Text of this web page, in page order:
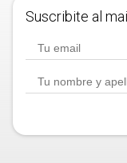
Suscribite al